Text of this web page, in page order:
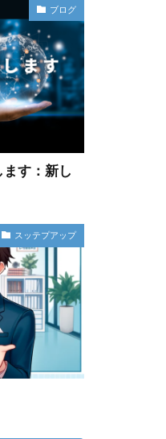
ブログ
す：新し
スッテプアップ